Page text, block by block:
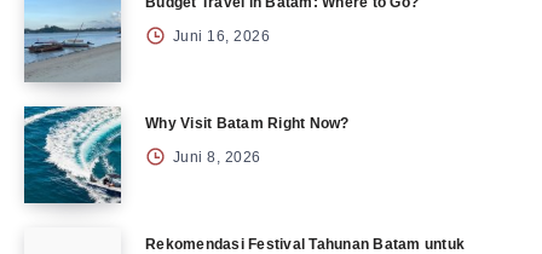
Juni 16, 2026
Why Visit Batam Right Now?
Juni 8, 2026
Rekomendasi Festival Tahunan Batam untuk